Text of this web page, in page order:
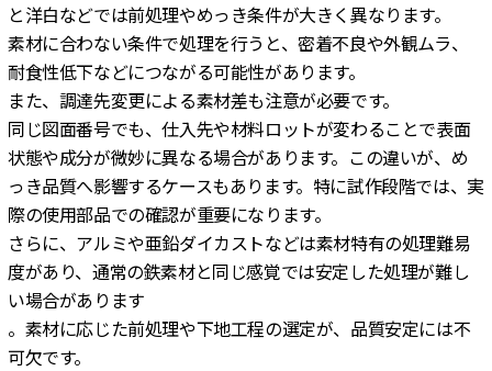
と洋白などでは前処理やめっき条件が大きく異なります。
素材に合わない条件で処理を行うと、密着不良や外観ムラ、
耐食性低下などにつながる可能性があります。
また、調達先変更による素材差も注意が必要です。
同じ図面番号でも、仕入先や材料ロットが変わることで表面
状態や成分が微妙に異なる場合があります。この違いが、め
っき品質へ影響するケースもあります。特に試作段階では、実
際の使用部品での確認が重要になります。
さらに、アルミや亜鉛ダイカストなどは素材特有の処理難易
度があり、通常の鉄素材と同じ感覚では安定した処理が難し
い場合があります
。素材に応じた前処理や下地工程の選定が、品質安定には不
可欠です。